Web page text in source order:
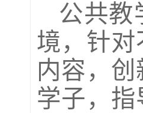
公共教
境，针
内容，
学子，